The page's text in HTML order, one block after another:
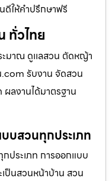
ดีให้คำปรึกษาฟรี
ทั่วไทย
มาณ ดูเเลสวน ตัดหญ้า
รับงาน จัดสวน
ลงานได้มาตรฐาน
บสวนทุกประเภท
ประเภท การออกแบบ
ป็นสวนหน้าบ้าน สวน